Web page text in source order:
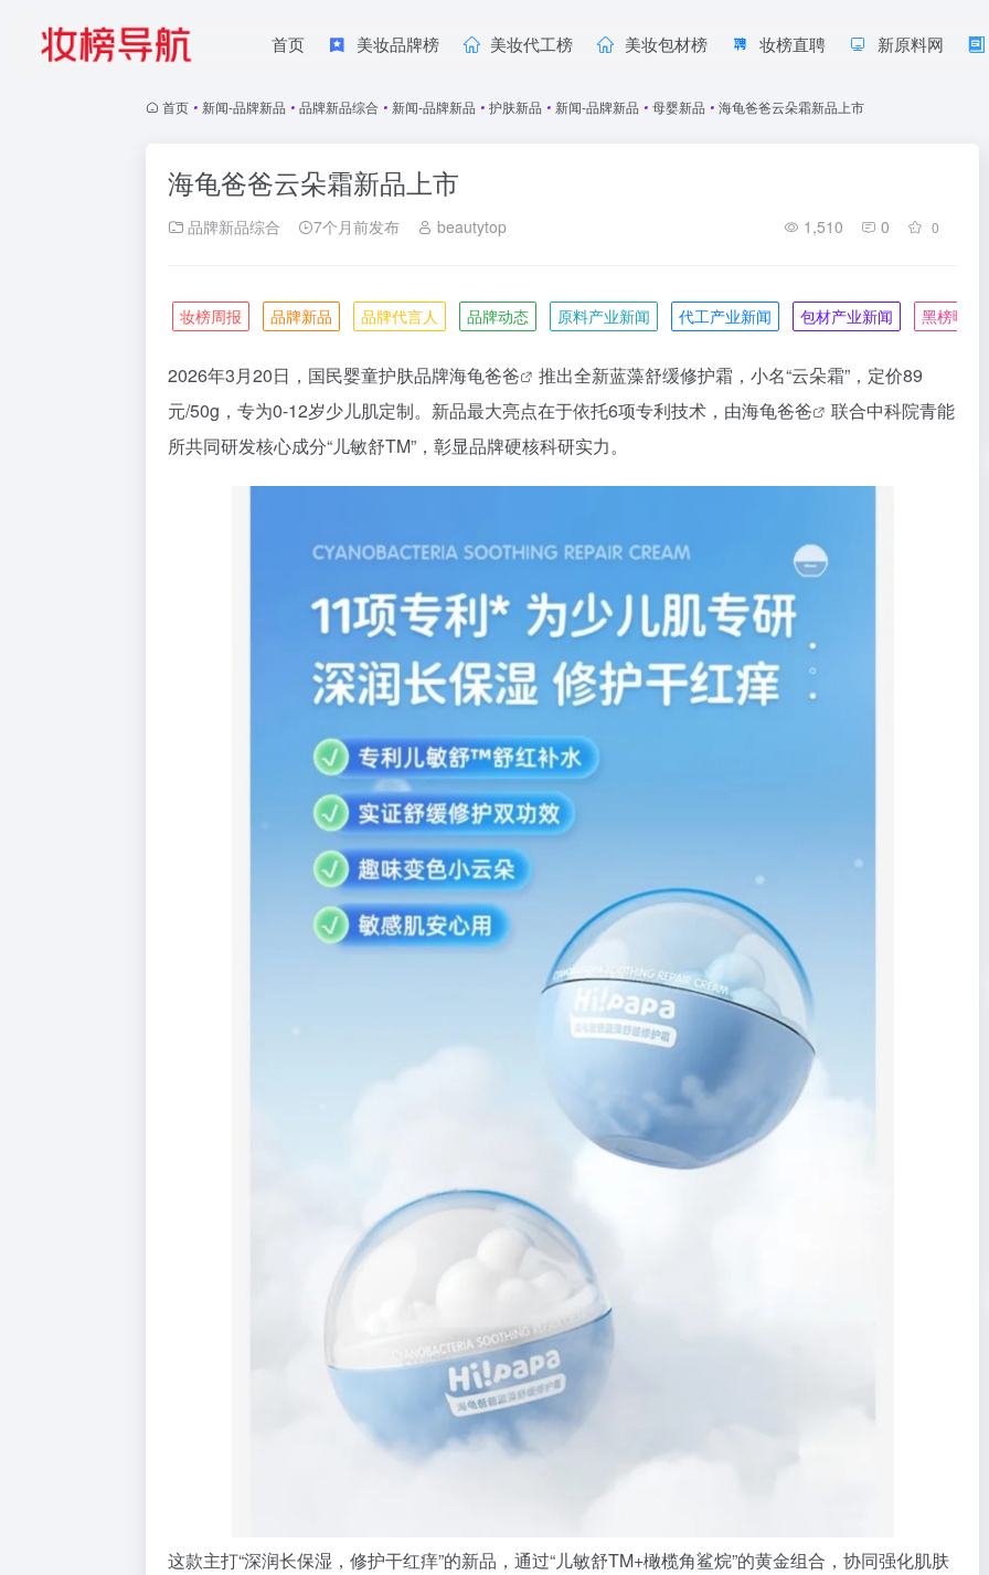
首页 美妆品牌榜 美妆代工榜 美妆包材榜 妆榜直聘 新原料网
首页 • 新闻-品牌新品 • 品牌新品综合 • 新闻-品牌新品 • 护肤新品 • 新闻-品牌新品 • 母婴新品 • 海龟爸爸云朵霜新品上市
海龟爸爸云朵霜新品上市
品牌新品综合 7个月前发布 beautytop 1,510 0 0
妆榜周报 品牌新品 品牌代言人 品牌动态 原料产业新闻 代工产业新闻 包材产业新闻 黑榜曝光
2026年3月20日，国民婴童护肤品牌海龟爸爸
推出全新蓝藻舒缓修护霜，小名“云朵霜”，定价89
元/50g，专为0-12岁少儿肌定制。新品最大亮点在于依托6项专利技术，由海龟爸爸
联合中科院青能
所共同研发核心成分“儿敏舒TM”，彰显品牌硬核科研实力。
这款主打“深润长保湿，修护干红痒”的新品，通过“儿敏舒TM+橄榄角鲨烷”的黄金组合，协同强化肌肤